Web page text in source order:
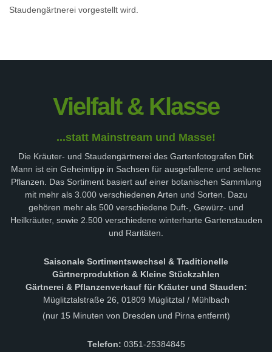
Staudengärtnerei vorgestellt wird.
Vielfalt & Klasse
...statt Mainstream und Masse!
Die Kräuter- und Staudengärtnerei des Gartenfotografen Dirk
Mann ist ein Geheimtipp in Sachsen für ausgefallene und seltene
Pflanzen. Das Sortiment basiert auf einer botanischen Sammlung
mit mehr als 3.000 verschiedenen Arten und Sorten. Dazu
gehören mehr als 500 verschiedene Duft-, Gewürz- und
Heilkräuter, sowie 2.500 verschiedene winterharte Gartenstauden
und Raritäten.
Saisonale Sortimentswechsel & Traditionelle
Gärtnerproduktion & Kleine Stückzahlen
Gärtnerei & Pflanzenverkauf für Kräuter und Stauden:
Müglitztalstraße 26, 01809 Müglitztal / Mühlbach
(nur 15 Minuten von Dresden und Pirna entfernt)
Telefon: 0351-25384845